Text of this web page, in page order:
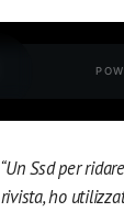
Ssd per
ho